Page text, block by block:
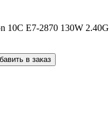
10C E7-2870 130W